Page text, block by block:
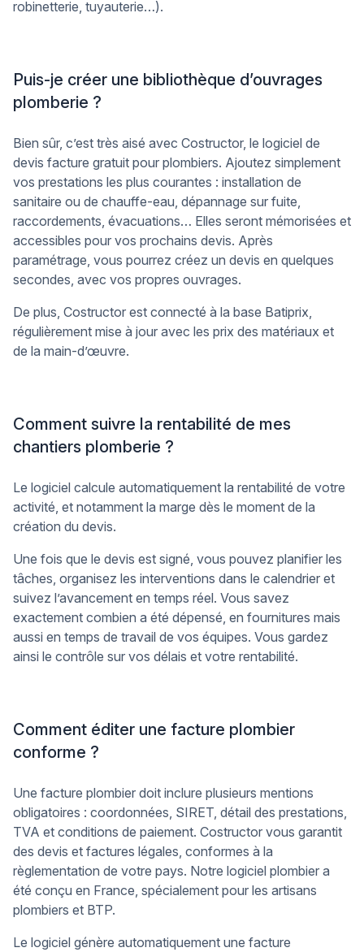
robinetterie, tuyauterie…).
Puis-je créer une bibliothèque d’ouvrages
plomberie ?
Bien sûr, c’est très aisé avec Costructor, le logiciel de
devis facture gratuit pour plombiers. Ajoutez simplement
vos prestations les plus courantes : installation de
sanitaire ou de chauffe-eau, dépannage sur fuite,
raccordements, évacuations… Elles seront mémorisées et
accessibles pour vos prochains devis. Après
paramétrage, vous pourrez créez un devis en quelques
secondes, avec vos propres ouvrages.
De plus, Costructor est connecté à la base Batiprix,
régulièrement mise à jour avec les prix des matériaux et
de la main-d’œuvre.
Comment suivre la rentabilité de mes
chantiers plomberie ?
Le logiciel calcule automatiquement la rentabilité de votre
activité, et notamment la marge dès le moment de la
création du devis.
Une fois que le devis est signé, vous pouvez planifier les
tâches, organisez les interventions dans le calendrier et
suivez l’avancement en temps réel. Vous savez
exactement combien a été dépensé, en fournitures mais
aussi en temps de travail de vos équipes. Vous gardez
ainsi le contrôle sur vos délais et votre rentabilité.
Comment éditer une facture plombier
conforme ?
Une facture plombier doit inclure plusieurs mentions
obligatoires : coordonnées, SIRET, détail des prestations,
TVA et conditions de paiement. Costructor vous garantit
des devis et factures légales, conformes à la
règlementation de votre pays. Notre logiciel plombier a
été conçu en France, spécialement pour les artisans
plombiers et BTP.
Le logiciel génère automatiquement une facture